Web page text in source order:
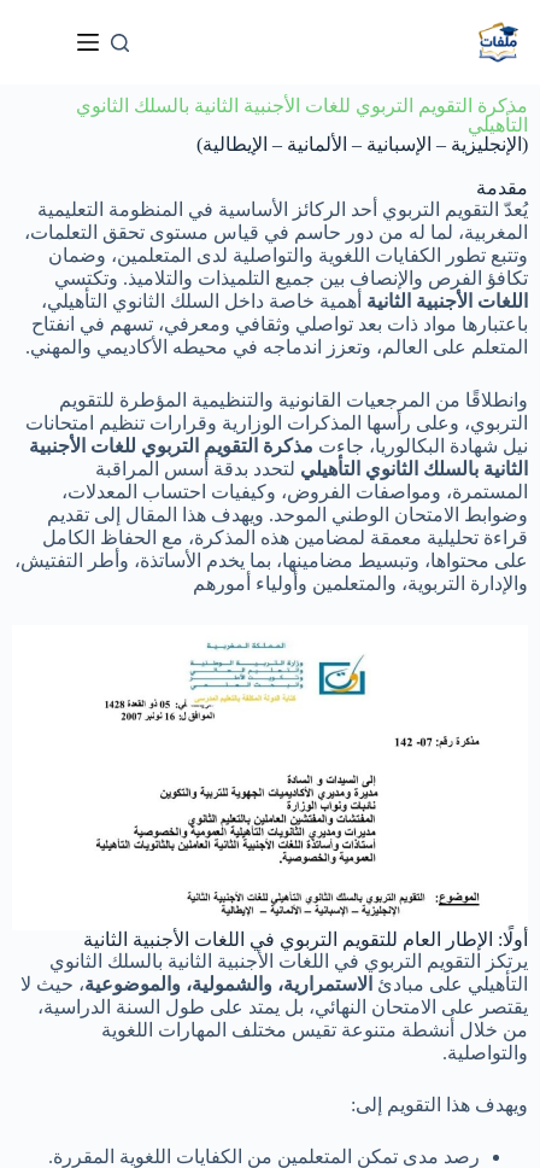
مذكرة التقويم التربوي للغات الأجنبية الثانية بالسلك الثانوي
التأهيلي
(الإنجليزية – الإسبانية – الألمانية – الإيطالية)
مقدمة
يُعدّ التقويم التربوي أحد الركائز الأساسية في المنظومة التعليمية
المغربية، لما له من دور حاسم في قياس مستوى تحقق التعلمات،
وتتبع تطور الكفايات اللغوية والتواصلية لدى المتعلمين، وضمان
تكافؤ الفرص والإنصاف بين جميع التلميذات والتلاميذ. وتكتسي
اللغات الأجنبية الثانية أهمية خاصة داخل السلك الثانوي التأهيلي،
باعتبارها مواد ذات بعد تواصلي وثقافي ومعرفي، تسهم في انفتاح
المتعلم على العالم، وتعزز اندماجه في محيطه الأكاديمي والمهني.
وانطلاقًا من المرجعيات القانونية والتنظيمية المؤطرة للتقويم
التربوي، وعلى رأسها المذكرات الوزارية وقرارات تنظيم امتحانات
نيل شهادة البكالوريا، جاءت مذكرة التقويم التربوي للغات الأجنبية
الثانية بالسلك الثانوي التأهيلي لتحدد بدقة أسس المراقبة
المستمرة، ومواصفات الفروض، وكيفيات احتساب المعدلات،
وضوابط الامتحان الوطني الموحد. ويهدف هذا المقال إلى تقديم
قراءة تحليلية معمقة لمضامين هذه المذكرة، مع الحفاظ الكامل
على محتواها، وتبسيط مضامينها، بما يخدم الأساتذة، وأطر التفتيش،
والإدارة التربوية، والمتعلمين وأولياء أمورهم
أولًا: الإطار العام للتقويم التربوي في اللغات الأجنبية الثانية
يرتكز التقويم التربوي في اللغات الأجنبية الثانية بالسلك الثانوي
التأهيلي على مبادئ الاستمرارية، والشمولية، والموضوعية، حيث لا
يقتصر على الامتحان النهائي، بل يمتد على طول السنة الدراسية،
من خلال أنشطة متنوعة تقيس مختلف المهارات اللغوية
والتواصلية.
ويهدف هذا التقويم إلى:
رصد مدى تمكن المتعلمين من الكفايات اللغوية المقررة.